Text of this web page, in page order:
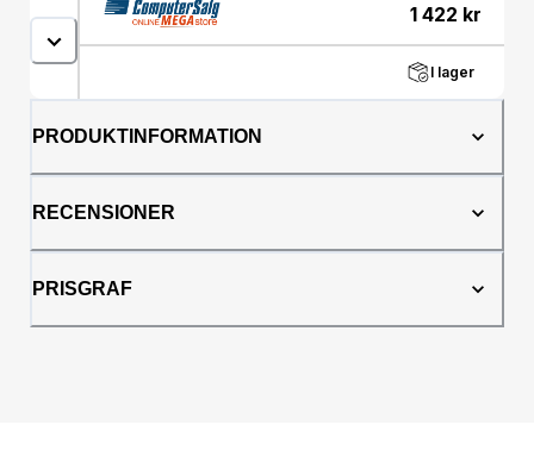
1 422 kr
I lager
PRODUKTINFORMATION
RECENSIONER
PRISGRAF